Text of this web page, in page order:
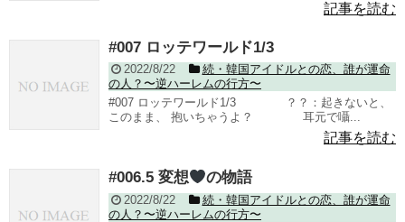
記事を読む
#007 ロッテワールド1/3
2022/8/22
続・韓国アイドルとの恋、誰が運命
の人？〜逆ハーレムの行方〜
#007 ロッテワールド1/3 ？？：起きないと、
このまま、 抱いちゃうよ？ 耳元で囁...
記事を読む
#006.5 変想 の物語
2022/8/22
続・韓国アイドルとの恋、誰が運命
の人？〜逆ハーレムの行方〜